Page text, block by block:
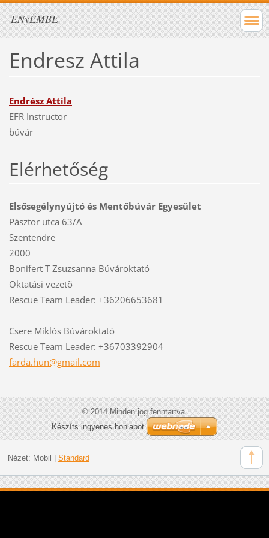
ENyÉMBE
Endresz Attila
Endrész Attila
EFR Instructor
búvár
Elérhetőség
Elsősegélynyújtó és Mentőbúvár Egyesület
Pásztor utca 63/A
Szentendre
2000
Bonifert T Zsuzsanna Búvároktató
Oktatási vezetõ
Rescue Team Leader: +36206653681
Csere Miklós Búvároktató
Rescue Team Leader: +36703392904
farda.hun@gmail.com
© 2014 Minden jog fenntartva.
Készíts ingyenes honlapot
Nézet: Mobil Standard